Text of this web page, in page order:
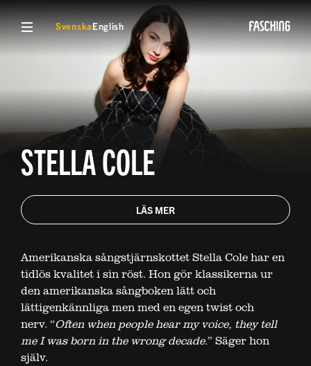
VISA MENY
SvenskaEnglish
STELLA COLE
LÄS MER
Amerikanska sångstjärnskottet Stella Cole har en
tidlös kvalitet i sin röst. Hon gör klassikerna ur
den amerikanska sångboken lätt och
lättigenkännliga men med en egen twist och
nerv. “Often when people hear my voice, they tell
me I was born in the wrong decade.” Säger hon
själv.